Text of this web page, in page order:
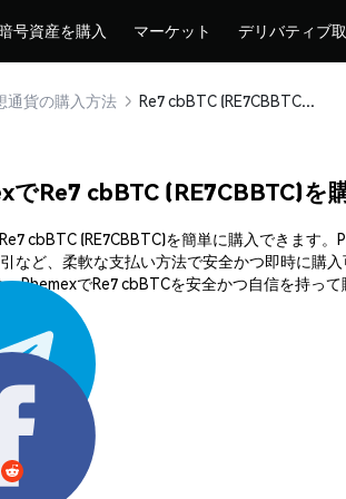
号資産を購入 マーケット デリバティブ
通貨の購入方法 Re7 cbBTC (RE7CBBTC) を安全に購入・保管
でRe7 cbBTC (RE7CBBTC)を
cbBTC (RE7CBBTC)を簡単に購入できます
引など、柔軟な支払い方法で安全かつ即時に購
、PhemexでRe7 cbBTCを安全かつ自信を持っ